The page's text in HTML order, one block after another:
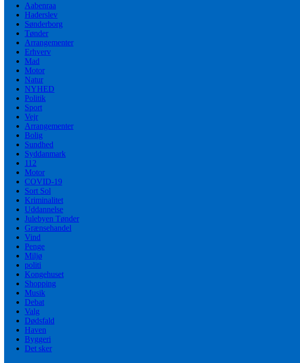
Aabenraa
Haderslev
Sønderborg
Tønder
Arrangementer
Erhverv
Mad
Motor
Natur
NYHED
Politik
Sport
Vejr
Arrangementer
Bolig
Sundhed
Syddanmark
112
Motor
COVID-19
Sort Sol
Kriminalitet
Uddannelse
Julebyen Tønder
Grænsehandel
Vind
Penge
Miljø
politi
Kongehuset
Shopping
Musik
Debat
Valg
Dødsfald
Haven
Byggeri
Det sker